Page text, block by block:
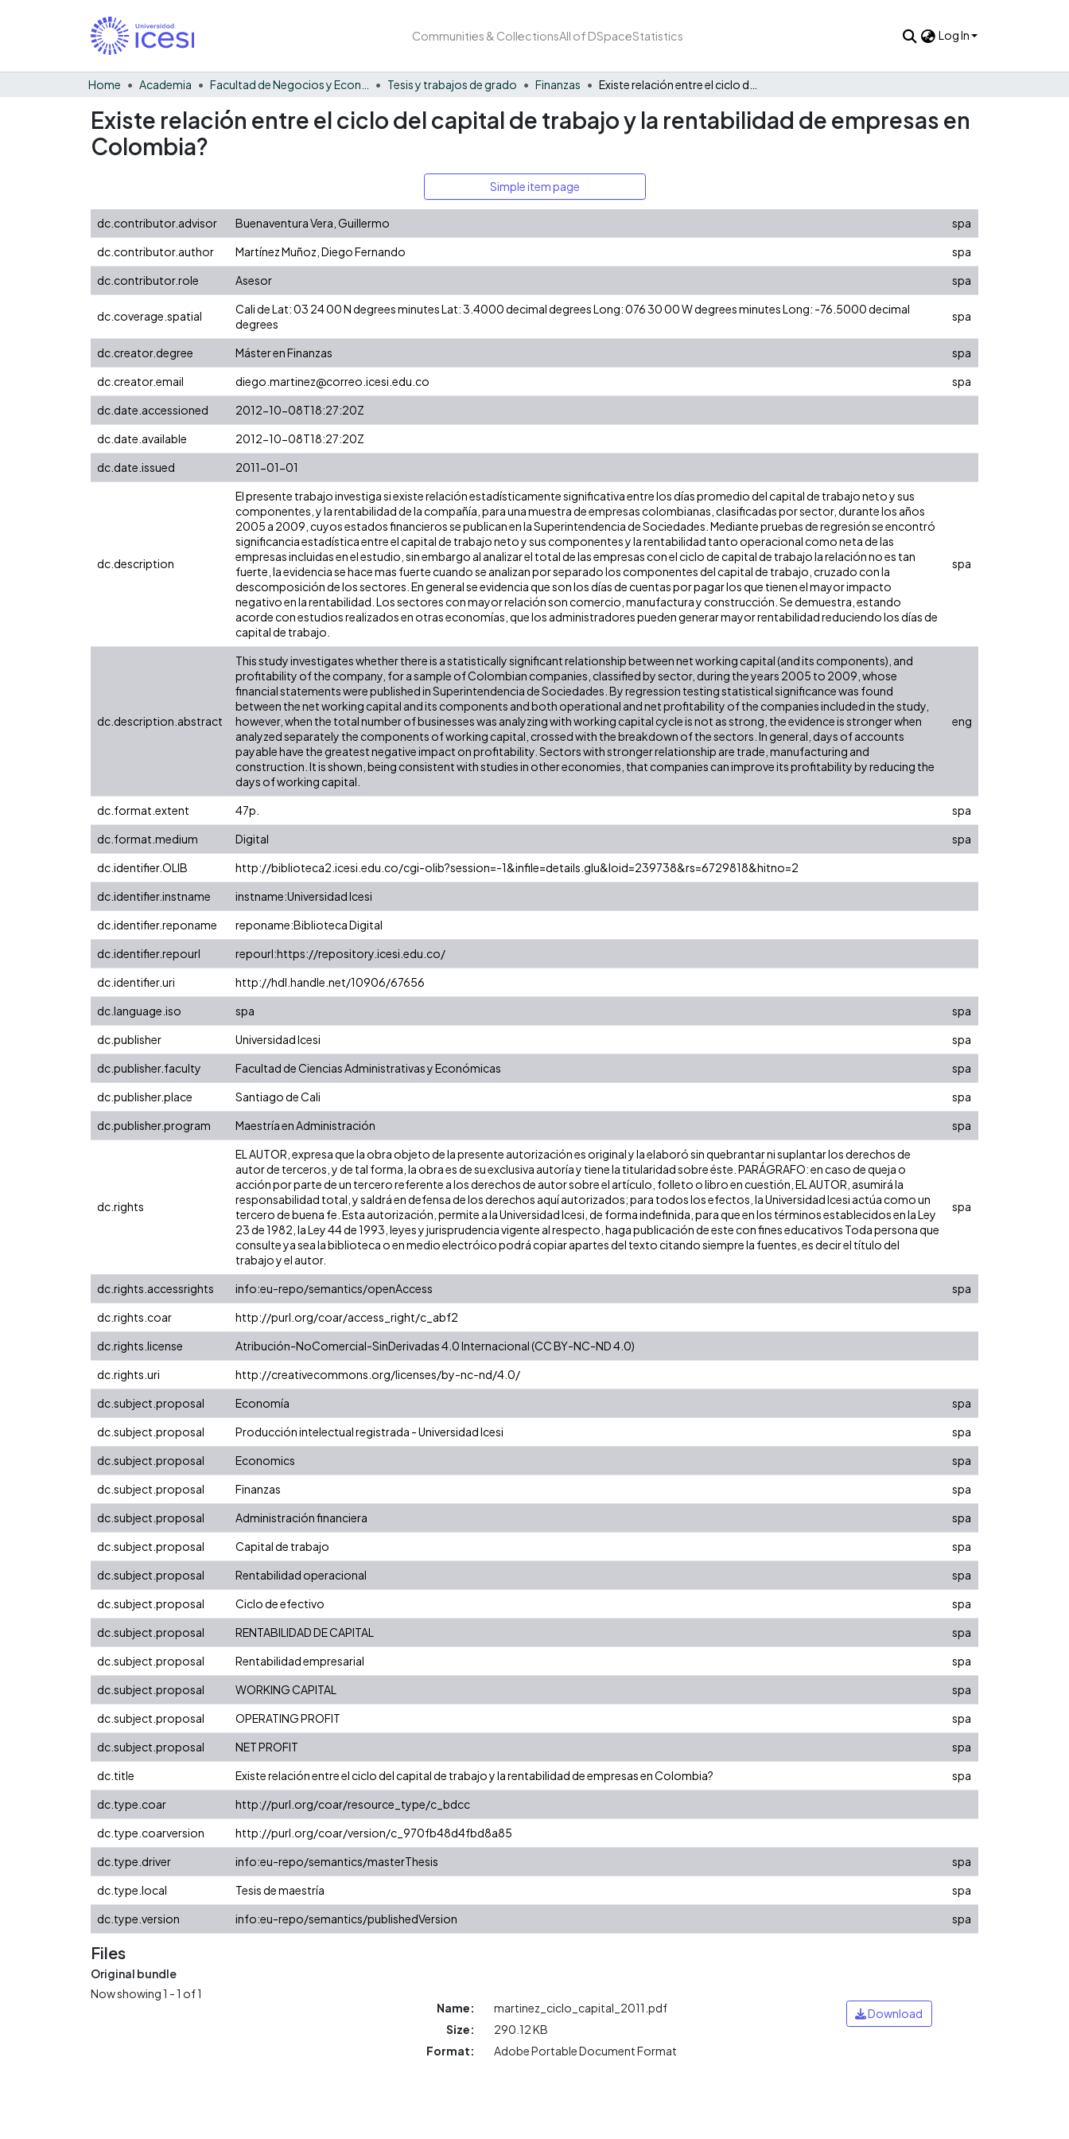
Communities & CollectionsAll of DSpaceStatistics Log In
Home Academia Tesis y trabajos de grado Finanzas
Existe relación entre el ciclo del capital de trabajo y la rentabilidad de empresas en
Colombia?
Simple item page
dc.contributor.advisor Buenaventura Vera, Guillermo
spa
dc.contributor.author
Martínez Muñoz, Diego Fernando
spa
dc.contributor.role
Asesor spa
dc.coverage.spatial
Cali de Lat: 03 24 00 N degrees minutes Lat: 3.4000 decimal degrees Long: 076 30 00 W degrees minutes Long: -76.5000 decimal
degrees
spa
dc.creator.degree Máster en Finanzas
spa
dc.creator.email
diego.martinez@correo.icesi.edu.co
spa
dc.date.accessioned
2012-10-08T18:27:20Z
dc.date.available
2012-10-08T18:27:20Z
dc.date.issued
2011-01-01
dc.description
El presente trabajo investiga si existe relación estadísticamente significativa entre los días promedio del capital de trabajo neto y sus
componentes, y la rentabilidad de la compañía, para una muestra de empresas colombianas, clasificadas por sector, durante los años
2005 a 2009, cuyos estados financieros se publican en la Superintendencia de Sociedades. Mediante pruebas de regresión se encontró
significancia estadística entre el capital de trabajo neto y sus componentes y la rentabilidad tanto operacional como neta de las
empresas incluidas en el estudio, sin embargo al analizar el total de las empresas con el ciclo de capital de trabajo la relación no es tan
fuerte, la evidencia se hace mas fuerte cuando se analizan por separado los componentes del capital de trabajo, cruzado con la
descomposición de los sectores. En general se evidencia que son los días de cuentas por pagar los que tienen el mayor impacto
negativo en la rentabilidad. Los sectores con mayor relación son comercio, manufactura y construcción. Se demuestra, estando
acorde con estudios realizados en otras economías, que los administradores pueden generar mayor rentabilidad reduciendo los días de
capital de trabajo.
spa
dc.description.abstract
This study investigates whether there is a statistically significant relationship between net working capital (and its components), and
profitability of the company, for a sample of Colombian companies, classified by sector, during the years 2005 to 2009, whose
financial statements were published in Superintendencia de Sociedades. By regression testing statistical significance was found
between the net working capital and its components and both operational and net profitability of the companies included in the study,
however, when the total number of businesses was analyzing with working capital cycle is not as strong, the evidence is stronger when
analyzed separately the components of working capital, crossed with the breakdown of the sectors. In general, days of accounts
payable have the greatest negative impact on profitability. Sectors with stronger relationship are trade, manufacturing and
construction. It is shown, being consistent with studies in other economies, that companies can improve its profitability by reducing the
days of working capital.
eng
dc.format.extent 47p.
spa
dc.format.medium
Digital
spa
dc.identifier.OLIB
http://biblioteca2.icesi.edu.co/cgi-olib?session=-1&infile=details.glu&loid=239738&rs=6729818&hitno=2
dc.identifier.instname
instname:Universidad Icesi
dc.identifier.reponame
reponame:Biblioteca Digital
dc.identifier.repourl
repourl:https://repository.icesi.edu.co/
dc.identifier.uri
http://hdl.handle.net/10906/67656
dc.language.iso
spa
spa
dc.publisher
Universidad Icesi
spa
dc.publisher.faculty
Facultad de Ciencias Administrativas y Económicas
spa
dc.publisher.place
Santiago de Cali
spa
dc.publisher.program
Maestría en Administración spa
dc.rights
EL AUTOR, expresa que la obra objeto de la presente autorización es original y la elaboró sin quebrantar ni suplantar los derechos de
autor de terceros, y de tal forma, la obra es de su exclusiva autoría y tiene la titularidad sobre éste. PARÁGRAFO: en caso de queja o
acción por parte de un tercero referente a los derechos de autor sobre el artículo, folleto o libro en cuestión, EL AUTOR, asumirá la
responsabilidad total, y saldrá en defensa de los derechos aquí autorizados; para todos los efectos, la Universidad Icesi actúa como un
tercero de buena fe. Esta autorización, permite a la Universidad Icesi, de forma indefinida, para que en los términos establecidos en la Ley
23 de 1982, la Ley 44 de 1993, leyes y jurisprudencia vigente al respecto, haga publicación de este con fines educativos Toda persona que
consulte ya sea la biblioteca o en medio electróico podrá copiar apartes del texto citando siempre la fuentes, es decir el título del
trabajo y el autor.
spa
dc.rights.accessrights info:eu-repo/semantics/openAccess
spa
dc.rights.coar
http://purl.org/coar/access_right/c_abf2
dc.rights.license
Atribución-NoComercial-SinDerivadas 4.0 Internacional (CC BY-NC-ND 4.0)
dc.rights.uri
http://creativecommons.org/licenses/by-nc-nd/4.0/
dc.subject.proposal
Economía
spa
dc.subject.proposal
Producción intelectual registrada - Universidad Icesi
spa
dc.subject.proposal
Economics
spa
dc.subject.proposal
Finanzas
spa
dc.subject.proposal
Administración financiera
spa
dc.subject.proposal
Capital de trabajo
spa
dc.subject.proposal
Rentabilidad operacional
spa
dc.subject.proposal
Ciclo de efectivo
spa
dc.subject.proposal
RENTABILIDAD DE CAPITAL
spa
dc.subject.proposal
Rentabilidad empresarial
spa
dc.subject.proposal
WORKING CAPITAL
spa
dc.subject.proposal
OPERATING PROFIT
spa
dc.subject.proposal
NET PROFIT
spa
dc.title
Existe relación entre el ciclo del capital de trabajo y la rentabilidad de empresas en Colombia?
spa
dc.type.coar
http://purl.org/coar/resource_type/c_bdcc
dc.type.coarversion
http://purl.org/coar/version/c_970fb48d4fbd8a85
dc.type.driver
info:eu-repo/semantics/masterThesis
spa
dc.type.local
Tesis de maestría
spa
dc.type.version
info:eu-repo/semantics/publishedVersion spa
Files
Original bundle
Now showing1 - 1 of 1
Name:
martinez_ciclo_capital_2011.pdf
Size:
290.12 KB
Format:
Adobe Portable Document Format
Download